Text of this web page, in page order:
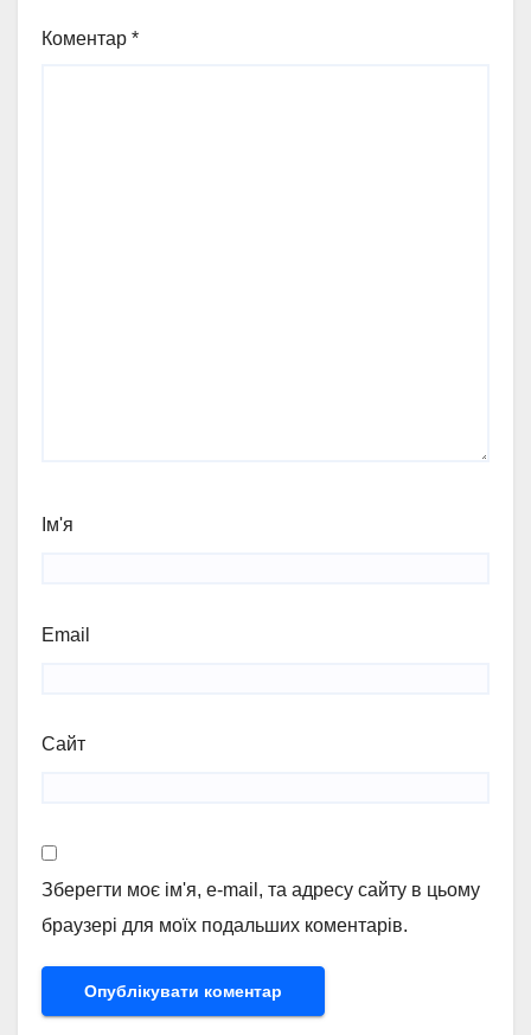
Коментар *
Ім'я
Email
Сайт
Зберегти моє ім'я, e-mail, та адресу сайту в цьому
браузері для моїх подальших коментарів.